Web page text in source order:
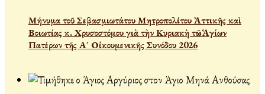
Μήνυμα τοῦ Σεβασμιωτάτου Μητροπολίτου Ἀττικῆς καὶ
Βοιωτίας κ. Χρυσοστόμου γιὰ τὴν Κυριακὴ τῶν Ἁγίων
Πατέρων τῆς Α´ Οἰκουμενικῆς Συνόδου 2026